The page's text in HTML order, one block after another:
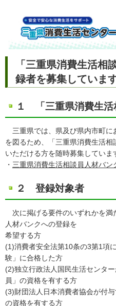
「三重県消費生活相
録者を募集しています
１ 「三重県消費生活
三重県では、県及び県内市町に
を図るため、「三重県消費生活
いただける方を随時募集していま
・ 三重県消費生活相談員人材バン
２ 登録対象者
次に掲げる要件のいずれかを満
人材バンクへの登録を
希望する方
(1)消費者安全法第10条の3第1項
験」に合格した方
(2)独立行政法人国民生活センタ
員」の資格を有する方
(3)財団法人日本消費者協会が付
の資格を有する方